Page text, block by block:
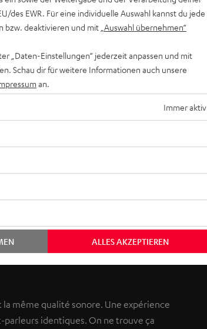
même qualité sonore. Une expérience
identiques. On ne trouve ça
des EWR. Für eine individuelle Auswahl kannst du jede
bzw. deaktivieren und mit „Auswahl übernehmen“
„Daten-Einstellungen“ jederzeit anpassen und mit
Schau dir für weitere Informationen auch unsere
an.
Immer aktiv
ALLES AKZEPTIEREN